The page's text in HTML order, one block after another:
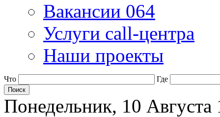
Вакансии 064
Услуги call-центра
Наши проекты
Что Где
Понедельник, 10 Августа